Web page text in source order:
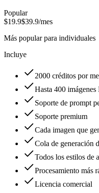
Popular
$19.9$39.9/mes
Más popular para individuales
Incluye
2000 créditos por
Hasta 400
Soporte de prompt
Soporte premium
Cada imagen que
Cola de generación
Todos los estilos de
Procesamiento más
Licencia comercial